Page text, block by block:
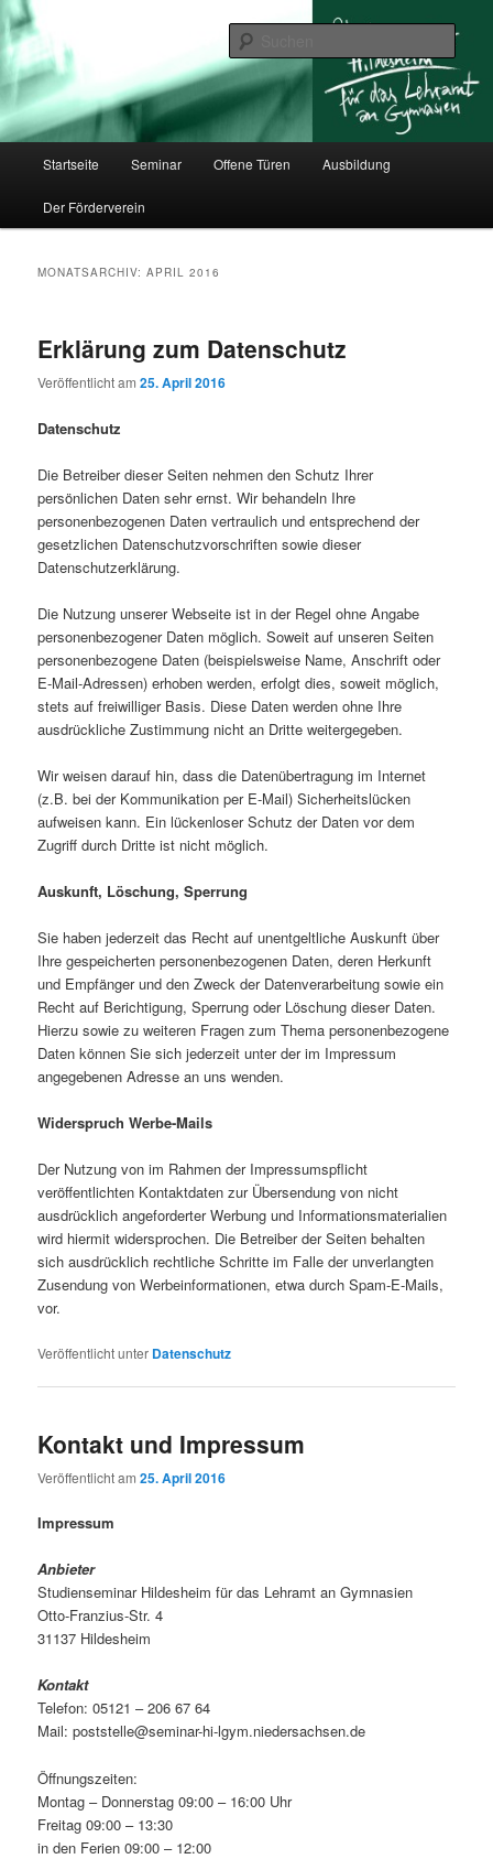
Zum
primären
Inhalt
springen
Zum
sekundären
Inhalt
springenStudienseminar Hildesheim
Startseite Seminar Offene Türen Ausbildung
Der Förderverein
MONATSARCHIV:APRIL 2016
Erklärung zum Datenschutz
Veröffentlicht am25. April 2016
Datenschutz
Die Betreiber dieser Seiten nehmen den Schutz Ihrer
persönlichen Daten sehr ernst. Wir behandeln Ihre
personenbezogenen Daten vertraulich und entsprechend der
gesetzlichen Datenschutzvorschriften sowie dieser
Datenschutzerklärung.
Die Nutzung unserer Webseite ist in der Regel ohne Angabe
personenbezogener Daten möglich. Soweit auf unseren Seiten
personenbezogene Daten (beispielsweise Name, Anschrift oder
E-Mail-Adressen) erhoben werden, erfolgt dies, soweit möglich,
stets auf freiwilliger Basis. Diese Daten werden ohne Ihre
ausdrückliche Zustimmung nicht an Dritte weitergegeben.
Wir weisen darauf hin, dass die Datenübertragung im Internet
(z.B. bei der Kommunikation per E-Mail) Sicherheitslücken
aufweisen kann. Ein lückenloser Schutz der Daten vor dem
Zugriff durch Dritte ist nicht möglich.
Auskunft, Löschung, Sperrung
Sie haben jederzeit das Recht auf unentgeltliche Auskunft über
Ihre gespeicherten personenbezogenen Daten, deren Herkunft
und Empfänger und den Zweck der Datenverarbeitung sowie ein
Recht auf Berichtigung, Sperrung oder Löschung dieser Daten.
Hierzu sowie zu weiteren Fragen zum Thema personenbezogene
Daten können Sie sich jederzeit unter der im Impressum
angegebenen Adresse an uns wenden.
Widerspruch Werbe-Mails
Der Nutzung von im Rahmen der Impressumspflicht
veröffentlichten Kontaktdaten zur Übersendung von nicht
ausdrücklich angeforderter Werbung und Informationsmaterialien
wird hiermit widersprochen. Die Betreiber der Seiten behalten
sich ausdrücklich rechtliche Schritte im Falle der unverlangten
Zusendung von Werbeinformationen, etwa durch Spam-E-Mails,
vor.
Veröffentlicht unter Datenschutz
Kontakt und Impressum
Veröffentlicht am25. April 2016
Impressum
Anbieter
Studienseminar Hildesheim für das Lehramt an Gymnasien
Otto-Franzius-Str. 4
31137 Hildesheim
Kontakt
Telefon: 05121 – 206 67 64
Mail: poststelle@seminar-hi-lgym.niedersachsen.de
Öffnungszeiten:
Montag – Donnerstag 09:00 – 16:00 Uhr
Freitag 09:00 – 13:30
in den Ferien 09:00 – 12:00